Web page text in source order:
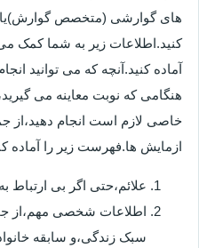
های گوارشی (متخصص گوارش)یا
کنید.اطلاعات زیر به شما کمک می
آماده کنید.آنچه که می توانید
هنگامی که نوبت معاینه می
خاصی لازم است انجام دهید،از
ازمایش ها.فهرست زیر را آماده
علائم،حتی اگر بی ارتباط
اطلاعات شخصی مهم،از
سبک زندگی،و سابقه